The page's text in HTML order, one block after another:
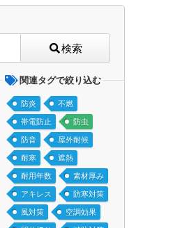
検索
関連タグで絞り込む
防炎 不燃
帯電防止 防虫
防音 屋外耐候
耐寒 遮熱
耐用年数 素材厚み
アキレス 防寒対策
風対策 空調効果